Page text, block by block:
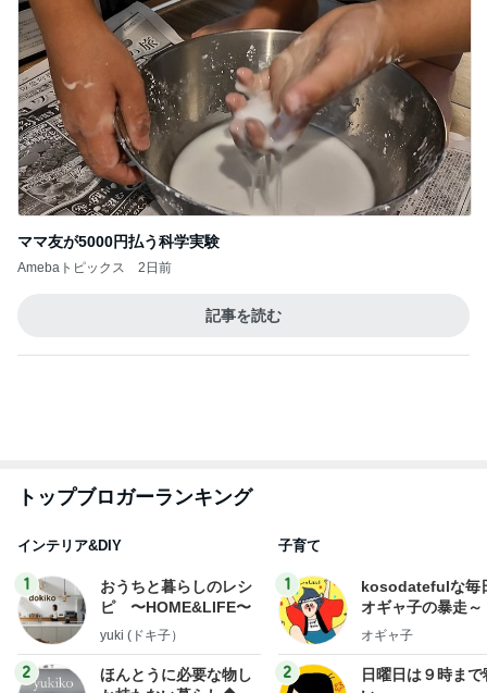
ママ友が5000円払う科学実験
Amebaトピックス 2日前
記事を読む
ep Life Simple◆〜イ
3
１００均・カルディ大
らりん☆のブログ
☆きらりん☆
3
はやパパ
もっと見る